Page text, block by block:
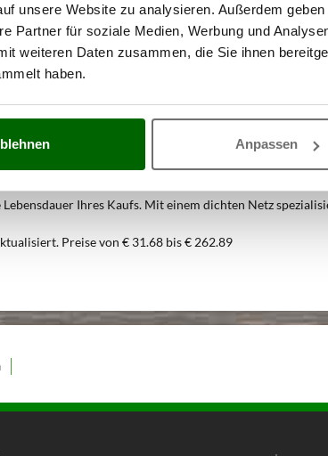
unsere Website zu analysieren. Außerdem
Partner für soziale Medien, Werbung und
weiteren Daten zusammen, die Sie ihnen
haben.
Anpassen
90 Zubehör für
Services, die Sie nur bei
Ihres Kaufs. Mit einem dichten Netz
Preise von € 31.68 bis € 262.89